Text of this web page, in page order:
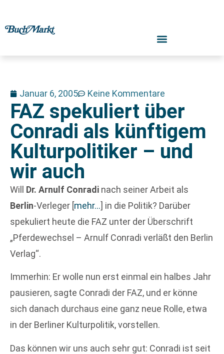
Januar 6, 2005 Keine Kommentare
FAZ spekuliert über
Conradi als künftigem
Kulturpolitiker – und
wir auch
Will Dr. Arnulf Conradi nach seiner Arbeit als
Berlin-Verleger [mehr…] in die Politik? Darüber
spekuliert heute die FAZ unter der Überschrift
„Pferdewechsel – Arnulf Conradi verläßt den Berlin
Verlag“.
Immerhin: Er wolle nun erst einmal ein halbes Jahr
pausieren, sagte Conradi der FAZ, und er könne
sich danach durchaus eine ganz neue Rolle, etwa
in der Berliner Kulturpolitik, vorstellen.
Das können wir uns auch sehr gut: Conradi ist seit